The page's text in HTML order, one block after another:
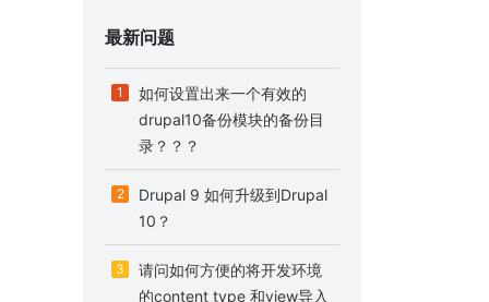
最新问题
1
如何设置出来一个有效的
drupal10备份模块的备份目
录？？？
2
Drupal 9 如何升级到Drupal
10？
3
请问如何方便的将开发环境
的content type 和view导入